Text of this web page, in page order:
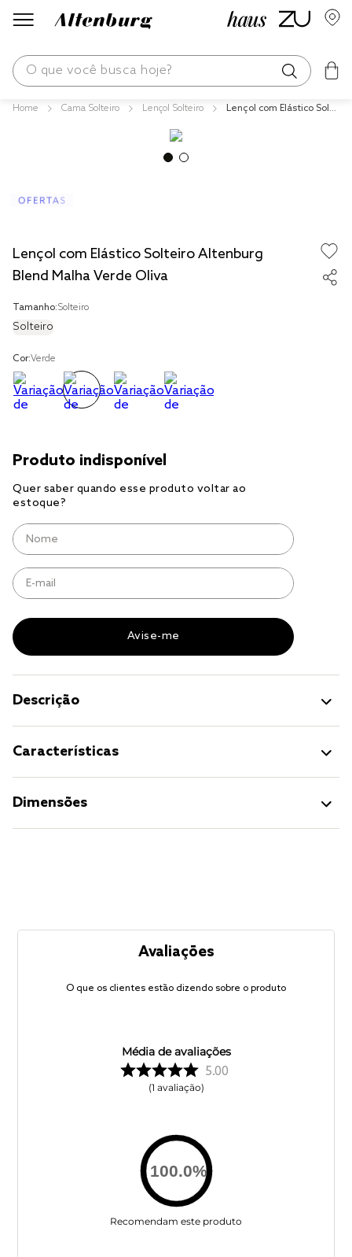
O que você busca hoje?
Cama Solteiro Lençol Solteiro
Lençol com Elástico Solte
Lençol com Elástico Solteiro Altenburg
Blend Malha Verde Oliva
Tamanho:Solteiro
Solteiro
Cor:Verde
Descrição
Características
Dimensões
Avaliações
O que os clientes estão dizendo sobre o produto
Média de avaliações
5.00
1 avaliação
100.0%
Recomendam este produto
edredom
travesseiro
jogo cama
jogo cama casal